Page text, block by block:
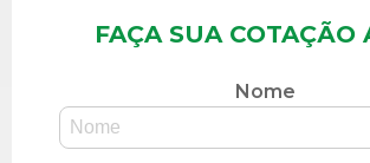
FAÇA SUA COTAÇÃO
Nome